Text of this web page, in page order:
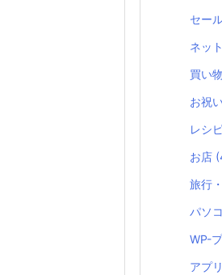
セー
ネッ
買い
お祝
レシ
お店
旅行
パソ
WP-
アプリ